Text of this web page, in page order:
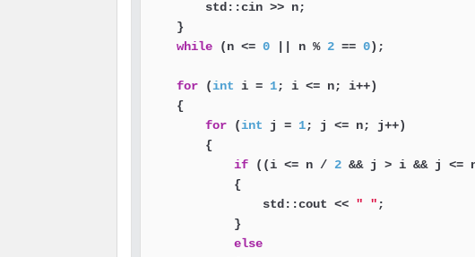
        std::cin >> n;
    }
while (n <= 0 || n % 2 == 0);
for (int i = 1; i <= n; i++)
    {
for (int j = 1; j <= n; j++)
        {
if ((i <= n / 2 && j > i && j
            {
                std::cout <<
" " ;
            }
else